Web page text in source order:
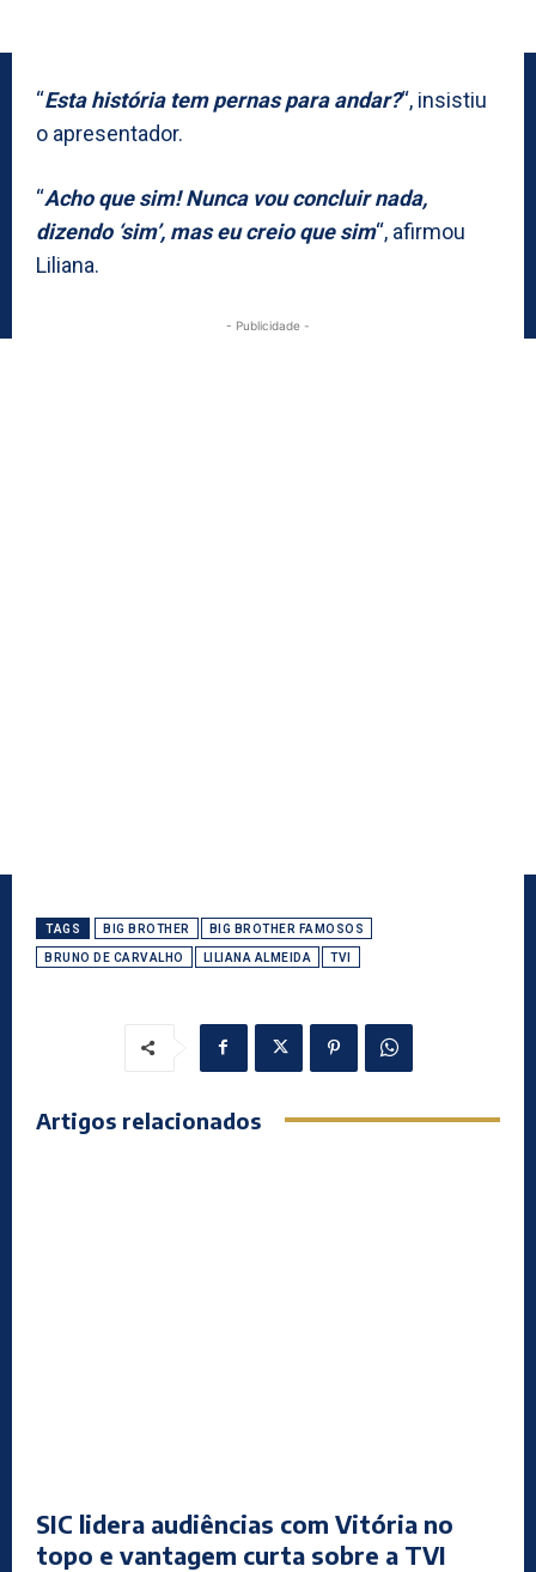
“Esta história tem pernas para andar?“, insistiu
o apresentador.
“Acho que sim! Nunca vou concluir nada,
dizendo ‘sim’, mas eu creio que sim“, afirmou
Liliana.
- Publicidade -
TAGS BIG BROTHER BIG BROTHER FAMOSOS
BRUNO DE CARVALHO LILIANA ALMEIDA TVI
Artigos relacionados
SIC lidera audiências com Vitória no
topo e vantagem curta sobre a TVI